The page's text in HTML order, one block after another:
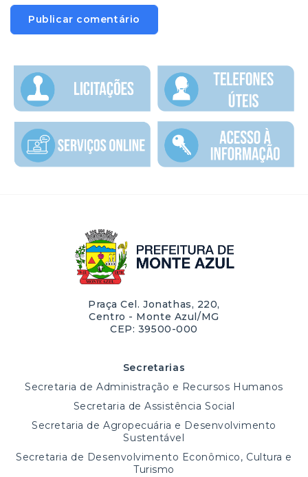
Praça Cel. Jonathas, 220,
Centro - Monte Azul/MG
CEP: 39500-000
Secretarias
Secretaria de Administração e Recursos Humanos
Secretaria de Assistência Social
Secretaria de Agropecuária e Desenvolvimento
Sustentável
Secretaria de Desenvolvimento Econômico, Cultura e
Turismo